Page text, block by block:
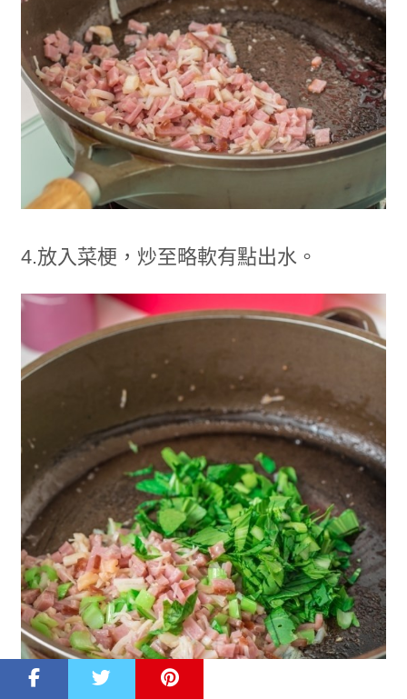
4.放入菜梗，炒至略軟有點出水。